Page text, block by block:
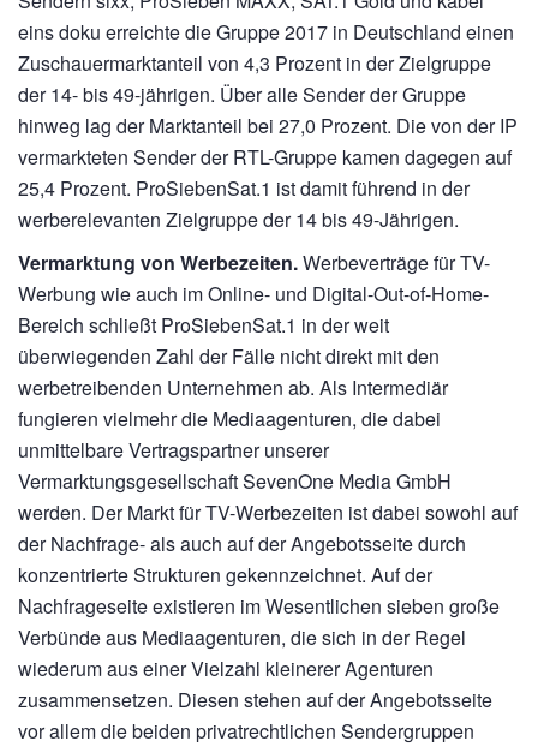
eins doku erreichte die Gruppe 2017 in Deutschland einen
Zuschauermarktanteil von 4,3 Prozent in der Zielgruppe
der 14- bis 49-jährigen. Über alle Sender der Gruppe
hinweg lag der Marktanteil bei 27,0 Prozent. Die von der IP
vermarkteten Sender der RTL-Gruppe kamen dagegen auf
25,4 Prozent. ProSiebenSat.1 ist damit führend in der
werberelevanten Zielgruppe der 14 bis 49-Jährigen.
Vermarktung von Werbezeiten.Werbeverträge für TV-
Werbung wie auch im Online- und Digital-Out-of-Home-
Bereich schließt ProSiebenSat.1 in der weit
überwiegenden Zahl der Fälle nicht direkt mit den
werbetreibenden Unternehmen ab. Als Intermediär
fungieren vielmehr die Mediaagenturen, die dabei
unmittelbare Vertragspartner unserer
Vermarktungsgesellschaft SevenOne Media GmbH
werden. Der Markt für TV-Werbezeiten ist dabei sowohl auf
der Nachfrage- als auch auf der Angebotsseite durch
konzentrierte Strukturen gekennzeichnet. Auf der
Nachfrageseite existieren im Wesentlichen sieben große
Verbünde aus Mediaagenturen, die sich in der Regel
wiederum aus einer Vielzahl kleinerer Agenturen
zusammensetzen. Diesen stehen auf der Angebotsseite
vor allem die beiden privatrechtlichen Sendergruppen